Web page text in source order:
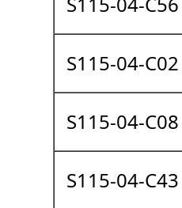
S115-04-C02
S115-04-C08
S115-04-C43